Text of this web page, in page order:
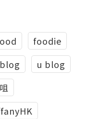
foodie
u blog